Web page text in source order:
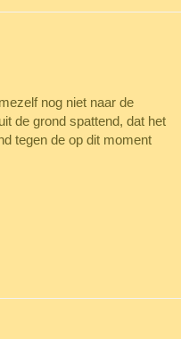
nog niet naar de
de grond spattend, dat het
tegen de op dit moment